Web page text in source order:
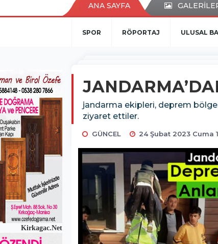
ANA SAYFA
SPOR RÖPORTAJ ULUSAL
jandarma ekipleri, deprem
ziyaret ettiler.
GÜNCEL 24 Şubat 2023 Cuma
Kirkagac.Net